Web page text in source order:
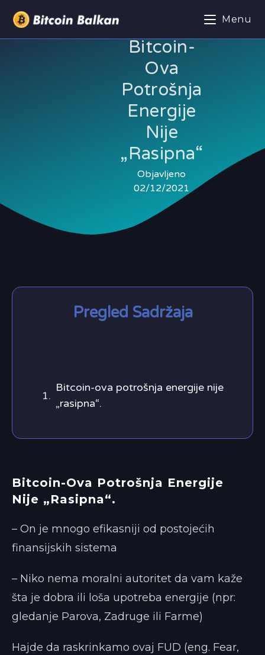
Menu
Bitcoin-
Ova
Potrošnja
Energije
Nije
„rasipna“
Objavljeno
02/12/2021
Pregled Sadržaja
Bitcoin-ova potrošnja energije nije
„rasipna“.
Bitcoin-Ova Potrošnja Energije
Nije „rasipna“.
– On je mnogo efikasniji od postojećih
finansijskih sistema
– Niko nema moralni autoritet da vam kaže
šta je dobra ili loša upotreba energije (npr:
gledanje Parova, Zadruge ili Farme)
Hajde da raskrinkamo ovaj FUD (eng. Fear,